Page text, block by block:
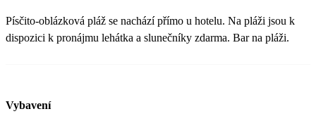
Písčito-oblázková pláž se nachází přímo u hotelu. Na pláži jsou k
dispozici k pronájmu lehátka a slunečníky zdarma. Bar na pláži.
Vybavení